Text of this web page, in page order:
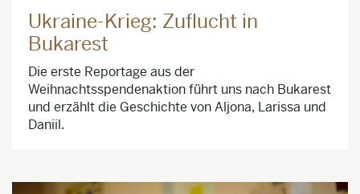
Ukraine-Krieg: Zuflucht in
Bukarest
Die erste Reportage aus der
Weihnachtsspendenaktion führt uns nach Bukarest
und erzählt die Geschichte von Aljona, Larissa und
Daniil.